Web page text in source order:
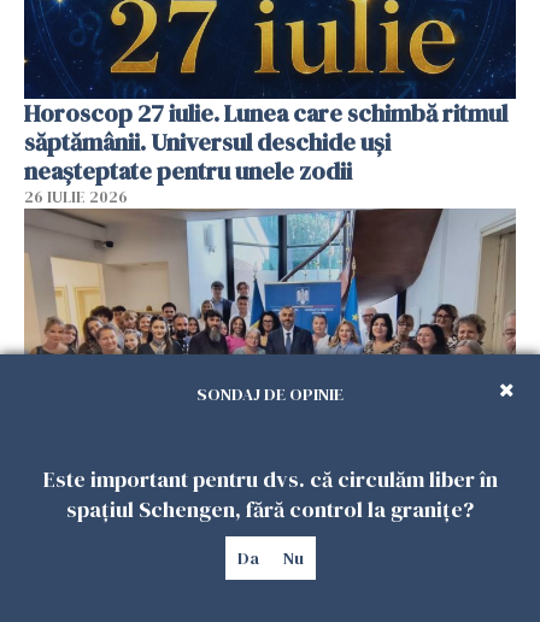
Horoscop 27 iulie. Lunea care schimbă ritmul
săptămânii. Universul deschide uși
neașteptate pentru unele zodii
26 IULIE 2026
Accidente, spitalizare sau alte urgențe?
Consulatul României la Roma promite
intervenții în doar 24 de ore
SONDAJ DE OPINIE
Este important pentru dvs. că circulăm liber în
spațiul Schengen, fără control la granițe?
Da Nu